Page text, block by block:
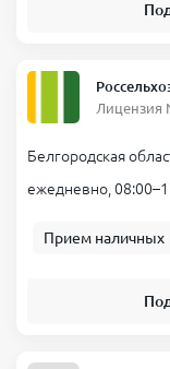
Лицензия
Белгородская
ежедневно,
Прием наличных